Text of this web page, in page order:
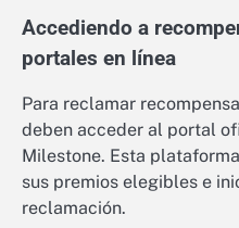
Accediendo a
portales en línea
Para reclamar
deben acceder al portal
Milestone. Esta
sus premios elegibles e
reclamación.